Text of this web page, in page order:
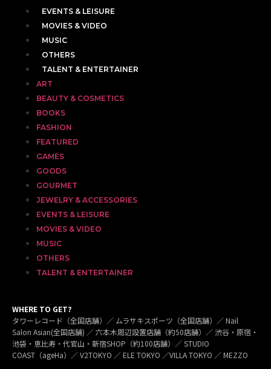
EVENTS & LEISURE
MOVIES & VIDEO
MUSIC
OTHERS
TALENT & ENTERTAINER
ART
BEAUTY & COSMETICS
BOOKS
FASHION
FEATURED
GAMES
GOODS
GOURMET
JEWELRY & ACCESSORIES
EVENTS & LEISURE
MOVIES & VIDEO
MUSIC
OTHERS
TALENT & ENTERTAINER
WHERE TO GET?
タワーレコード（全国店舗）／ ムラサキスポーツ（全国店舗）／ Nail
Salon Asian(全国店舗) ／ 六本木周辺設置店舗（約50店舗）／ 渋谷・原宿・
池袋・恵比寿・代官山・新宿SHOP（約100店舗）／ STUDIO
COAST（ageHa）／ V2TOKYO ／ ELE TOKYO ／VILLA TOKYO ／ MEZZO